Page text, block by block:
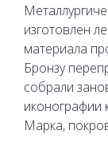
изготовлен
материала
Бронзу
собрали
иконографии
Марка,